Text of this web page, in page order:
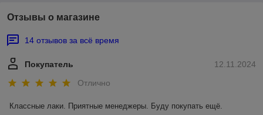
Отзывы о магазине
14 отзывов за всё время
12.11.2024
Покупатель
Отлично
Классные лаки. Приятные менеджеры. Буду покупать ещё.